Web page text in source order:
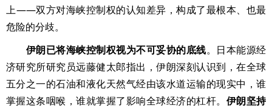
上——双方对海峡控制权的认知差异，构成了最根本、也最
危险的分歧。
伊朗已将海峡控制权视为不可妥协的底线。日本能源经
济研究所研究员远藤健太郎指出，伊朗深刻认识到，在全球
五分之一的石油和液化天然气经由该水道运输的现实中，谁
掌握这条咽喉，谁就掌握了影响全球经济的杠杆。 伊朗坚持